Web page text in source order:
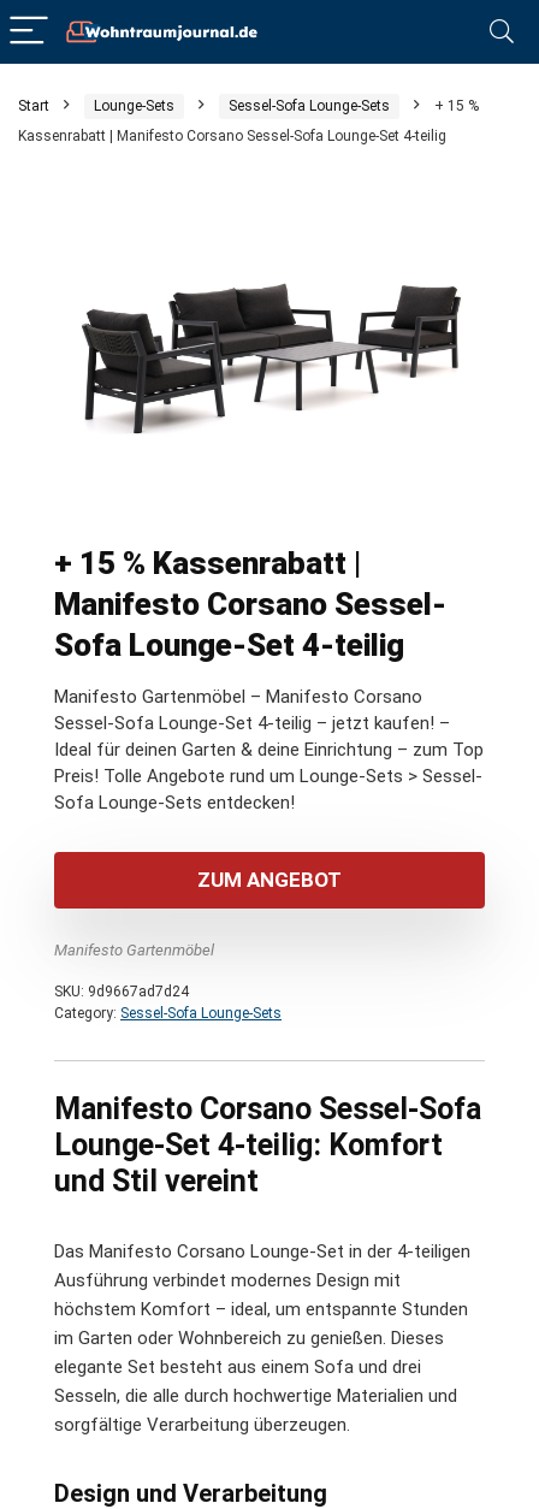
Start Lounge-Sets Sessel-Sofa Lounge-Sets
+ 15 %
Kassenrabatt | Manifesto Corsano Sessel-Sofa Lounge-Set 4-teilig
+ 15 % Kassenrabatt |
Manifesto Corsano Sessel-
Sofa Lounge-Set 4-teilig
Manifesto Gartenmöbel – Manifesto Corsano
Sessel-Sofa Lounge-Set 4-teilig – jetzt kaufen! –
Ideal für deinen Garten & deine Einrichtung – zum Top
Preis! Tolle Angebote rund um Lounge-Sets > Sessel-
Sofa Lounge-Sets entdecken!
ZUM ANGEBOT
Manifesto Gartenmöbel
SKU: 9d9667ad7d24
Category: Sessel-Sofa Lounge-Sets
Manifesto Corsano Sessel-Sofa
Lounge-Set 4-teilig: Komfort
und Stil vereint
Das Manifesto Corsano Lounge-Set in der 4-teiligen
Ausführung verbindet modernes Design mit
höchstem Komfort – ideal, um entspannte Stunden
im Garten oder Wohnbereich zu genießen. Dieses
elegante Set besteht aus einem Sofa und drei
Sesseln, die alle durch hochwertige Materialien und
sorgfältige Verarbeitung überzeugen.
Design und Verarbeitung